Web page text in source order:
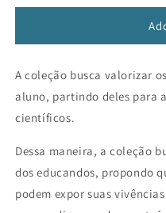
Aprender
2
Aprender
Ciências
2
A coleção busca valorizar
aluno, partindo deles para
científicos.
Dessa maneira, a coleção
dos educandos, propondo
podem expor suas